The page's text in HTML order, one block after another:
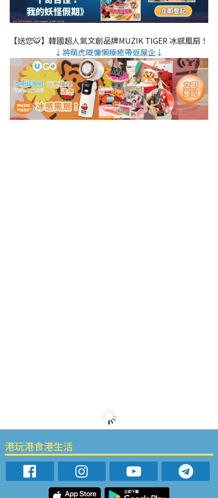
【送您🐯】韓國超人氣文創品牌MUZIK TIGER 冰感風扇！
↓將萌虎嘅慵懶療癒帶返屋企↓
港玩港食港生活